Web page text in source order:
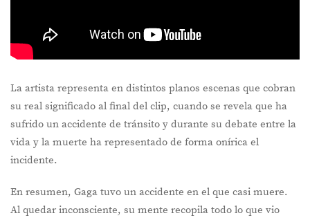
La artista representa en distintos planos escenas que cobran
su real significado al final del clip, cuando se revela que ha
sufrido un accidente de tránsito y durante su debate entre la
vida y la muerte ha representado de forma onírica el
incidente.
En resumen, Gaga tuvo un accidente en el que casi muere.
Al quedar inconsciente, su mente recopila todo lo que vio